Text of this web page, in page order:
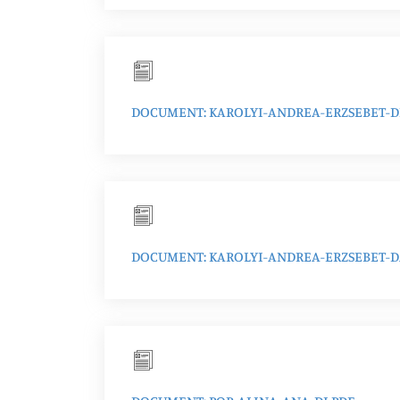
DOCUMENT: KAROLYI-ANDREA-ERZSEBET-
DOCUMENT: KAROLYI-ANDREA-ERZSEBET-